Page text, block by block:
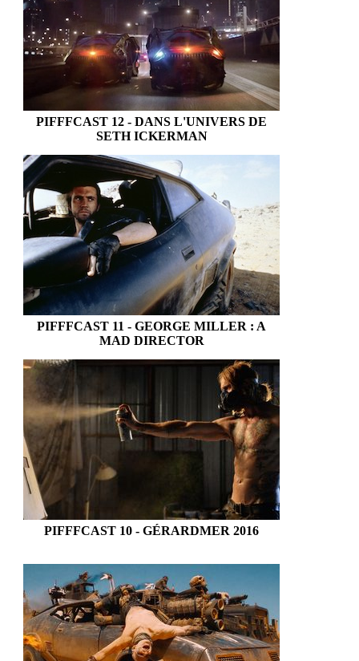
PIFFFCAST 12 - DANS L'UNIVERS DE
SETH ICKERMAN
PIFFFCAST 11 - GEORGE MILLER : A
MAD DIRECTOR
PIFFFCAST 10 - GÉRARDMER 2016